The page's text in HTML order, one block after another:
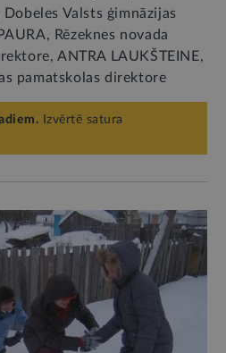
Valsts ģimnāzijas
Rēzeknes novada
ANTRA LAUKŠTEINE,
pamatskolas direktore
Izvērtē satura